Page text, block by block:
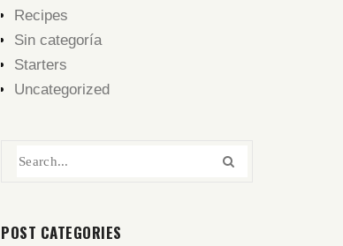
Recipes
Sin categoría
Starters
Uncategorized
POST CATEGORIES